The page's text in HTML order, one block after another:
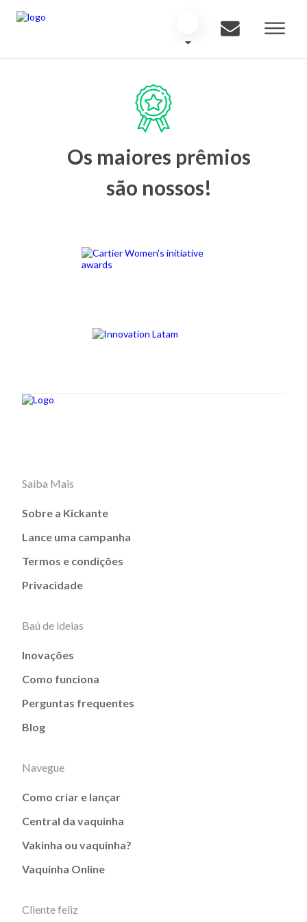
Os maiores prêmios
são nossos!
Saiba Mais
Sobre a Kickante
Lance uma campanha
Termos e condições
Privacidade
Baú de ideias
Inovações
Como funciona
Perguntas frequentes
Blog
Navegue
Como criar e lançar
Central da vaquinha
Vakinha ou vaquinha?
Vaquinha Online
Cliente feliz